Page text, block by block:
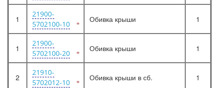
1
21900-
5702100-10
Обивка крыши 1
1
21900-
5702100-20
Обивка крыши 1
2
21910-
5702012-10
Обивка крыши в сб. 1